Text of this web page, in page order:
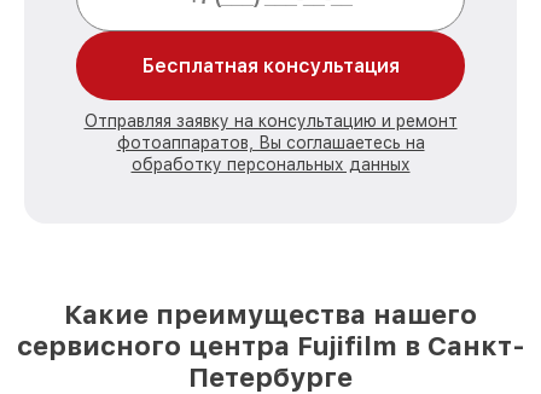
Бесплатная консультация
Отправляя заявку на консультацию и ремонт
фотоаппаратов, Вы соглашаетесь на
обработку персональных данных
Какие преимущества нашего
сервисного центра Fujifilm в Санкт-
Петербурге